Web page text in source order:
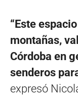
“Este
montañas,
Córdoba en
senderos
expresó